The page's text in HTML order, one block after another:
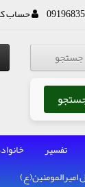
حساب
جستجو
تفسیر
امیرالمومنین(ع)